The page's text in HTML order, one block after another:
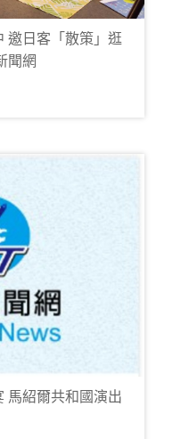
邀日客「散策」逛
聞網
馬紹爾共和國演出